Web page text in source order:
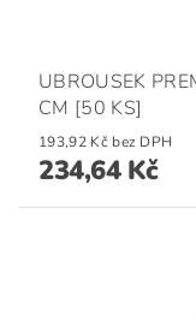
UBROUSEK
CM [50 KS]
193,92 Kč bez DPH
234,64 Kč